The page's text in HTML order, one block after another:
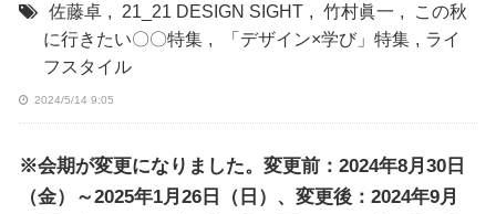
佐藤卓 , 21_21 DESIGN SIGHT , 竹村眞一 ,
この秋
に行きたい〇〇特集 , 「デザイン×学び」特集 , ライ
フスタイル
2024/5/14 9:05
※会期が変更になりました。変更前：2024年8月30日
（金）～2025年1月26日（日）、変更後：2024年9月